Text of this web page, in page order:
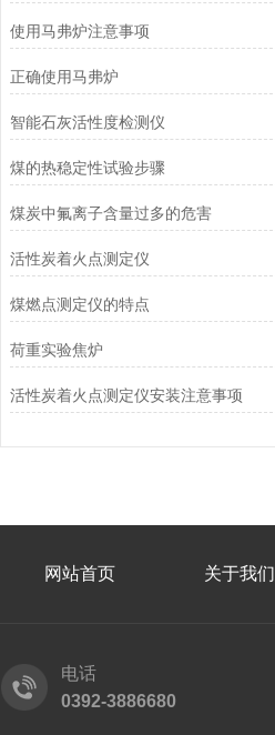
使用马弗炉注意事项
正确使用马弗炉
智能石灰活性度检测仪
煤的热稳定性试验步骤
煤炭中氟离子含量过多的危害
活性炭着火点测定仪
煤燃点测定仪的特点
荷重实验焦炉
活性炭着火点测定仪安装注意事项
网站首页 关于我们
电话
0392-3886680